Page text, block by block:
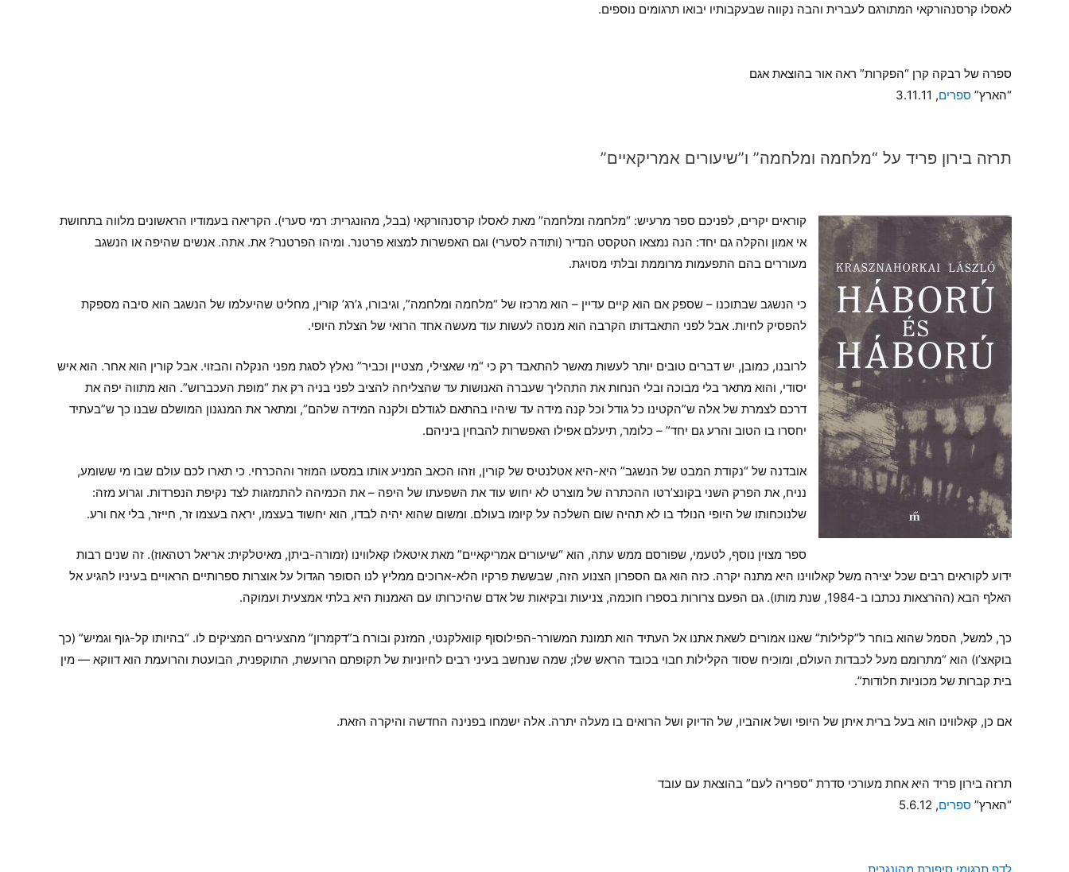
לאסלו קרסנהורקאי המתורגם לעברית והבה נקווה שבעקבותיו יבואו תרגומים נוספים.
ספרה של רבקה קרן “הפקרות” ראה אור בהוצאת אגם
“הארץ” ספרים, 3.11.11
תרזה בירון פריד על “מלחמה ומלחמה” ו”שיעורים אמריקאיים”
קוראים יקרים, לפניכם ספר מרעיש: “מלחמה ומלחמה” מאת לאסלו קרסנהורקאי (בבל, מהונגרית: רמי סערי). הקריאה בעמודיו הראשונים מלווה בתחושת
אי אמון והקלה גם יחד: הנה נמצאו הטקסט הנדיר (ותודה לסערי) וגם האפשרות למצוא פרטנר. ומיהו הפרטנר? את. אתה. אנשים שהיפה או הנשגב
מעוררים בהם התפעמות מרוממת ובלתי מסויגת.
כי הנשגב שבתוכנו – שספק אם הוא קיים עדיין – הוא מרכזו של “מלחמה ומלחמה”, וגיבורו, ג’רג’ קורין, מחליט שהיעלמו של הנשגב הוא סיבה מספקת
להפסיק לחיות. אבל לפני התאבדותו הקרבה הוא מנסה לעשות עוד מעשה אחד הרואי של הצלת היופי.
לרובנו, כמובן, יש דברים טובים יותר לעשות מאשר להתאבד רק כי “מי שאצילי, מצטיין וכביר” נאלץ לסגת מפני הנקלה והבזוי. אבל קורין הוא אחר. הוא איש
יסודי, והוא מתאר בלי מבוכה ובלי הנחות את התהליך שעברה האנושות עד שהצליחה להציב לפני בניה רק את “מופת העכברוש”. הוא מתווה יפה את
דרכם לצמרת של אלה ש”הקטינו כל גודל וכל קנה מידה עד שיהיו בהתאם לגודלם ולקנה המידה שלהם”, ומתאר את המנגנון המושלם שבנו כך ש”בעתיד
יחסרו בו הטוב והרע גם יחד” – כלומר, תיעלם אפילו האפשרות להבחין ביניהם.
אובדנה של “נקודת המבט של הנשגב” היא-היא אטלנטיס של קורין, וזהו הכאב המניע אותו במסעו המוזר וההכרחי. כי תארו לכם עולם שבו מי ששומע,
נניח, את הפרק השני בקונצ’רטו ההכתרה של מוצרט לא יחוש עוד את השפעתו של היפה – את הכמיהה להתמזגות לצד נקיפת הנפרדות. וגרוע מזה:
שלנוכחותו של היופי הנולד בו לא תהיה שום השלכה על קיומו בעולם. ומשום שהוא יהיה לבדו, הוא יחשוד בעצמו, יראה בעצמו זר, חייזר, בלי אח ורע.
ספר מצוין נוסף, לטעמי, שפורסם ממש עתה, הוא “שיעורים אמריקאיים” מאת איטאלו קאלווינו (זמורה-ביתן, מאיטלקית: אריאל רטהאוז). זה שנים רבות
ידוע לקוראים רבים שכל יצירה משל קאלווינו היא מתנה יקרה. כזה הוא גם הספרון הצנוע הזה, שבששת פרקיו הלא-ארוכים ממליץ לנו הסופר הגדול על אוצרות ספרותיים הראויים בעיניו להגיע אל
האלף הבא (ההרצאות נכתבו ב-1984, שנת מותו). גם הפעם צרורות בספרו חוכמה, צניעות ובקיאות של אדם שהיכרותו עם האמנות היא בלתי אמצעית ועמוקה.
כך, למשל, הסמל שהוא בוחר ל”קלילות” שאנו אמורים לשאת אתנו אל העתיד הוא תמונת המשורר-הפילוסוף קוואלקנטי, המזנק ובורח ב”דקמרון” מהצעירים המציקים לו. “בהיותו קל-גוף וגמיש” (כך
בוקאצ’ו) הוא “מתרומם מעל לכבדות העולם, ומוכיח שסוד הקלילות חבוי בכובד הראש שלו; שמה שנחשב בעיני רבים לחיוניות של תקופתם הרועשת, התוקפנית, הבועטת והרועמת הוא דווקא — מין
בית קברות של מכוניות חלודות”.
אם כן, קאלווינו הוא בעל ברית איתן של היופי ושל אוהביו, של הדיוק ושל הרואים בו מעלה יתרה. אלה ישמחו בפנינה החדשה והיקרה הזאת.
תרזה בירון פריד היא אחת מעורכי סדרת “ספריה לעם” בהוצאת עם עובד
“הארץ” ספרים, 5.6.12
לדף תרגומי סיפורת מהונגרית